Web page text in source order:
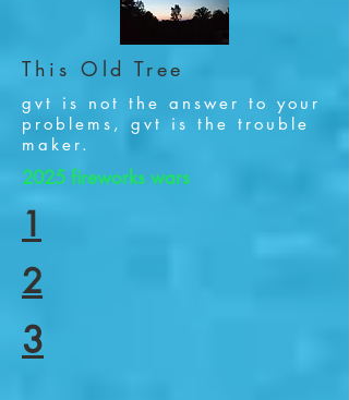
This Old Tree
gvt is not the answer to your
problems, gvt is the trouble
maker.
2025 fireworks wars
1
2
3